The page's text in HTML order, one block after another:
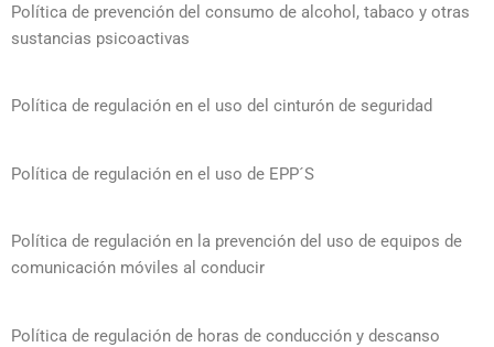
Política de prevención del consumo de alcohol, tabaco y otras
sustancias psicoactivas
Política de regulación en el uso del cinturón de seguridad
Política de regulación en el uso de EPP´S
Política de regulación en la prevención del uso de equipos de
comunicación móviles al conducir
Política de regulación de horas de conducción y descanso